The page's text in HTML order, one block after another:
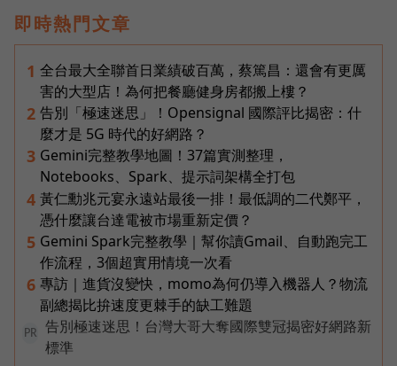
即時熱門文章
1 全台最大全聯首日業績破百萬，蔡篤昌：還會有更厲
害的大型店！為何把餐廳健身房都搬上樓？
2 告別「極速迷思」！Opensignal 國際評比揭密：什
麼才是 5G 時代的好網路？
3 Gemini完整教學地圖！37篇實測整理，
Notebooks、Spark、提示詞架構全打包
4 黃仁勳兆元宴永遠站最後一排！最低調的二代鄭平，
憑什麼讓台達電被市場重新定價？
5 Gemini Spark完整教學｜幫你讀Gmail、自動跑完工
作流程，3個超實用情境一次看
6 專訪｜進貨沒變快，momo為何仍導入機器人？物流
副總揭比拚速度更棘手的缺工難題
PR
告別極速迷思！台灣大哥大奪國際雙冠揭密好網路新
標準